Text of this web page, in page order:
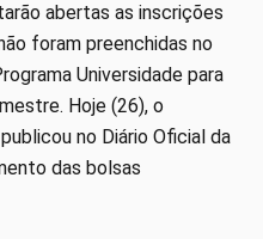
abertas as inscrições
foram preenchidas no
Universidade para
Hoje (26), o
no Diário Oficial da
das bolsas